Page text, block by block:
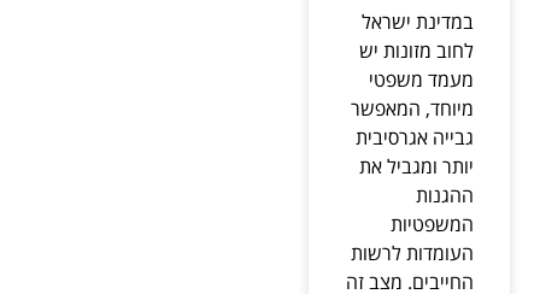
במדינת ישראל
לחוב מזונות יש
מעמד משפטי
מיוחד, המאפשר
גבייה אגרסיבית
יותר ומגביל את
ההגנות
המשפטיות
העומדות לרשות
החייבים. מצב זה